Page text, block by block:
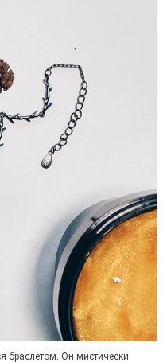
браслетом. Он мистически